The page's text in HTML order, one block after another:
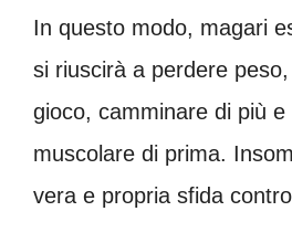
In questo modo, magari
si riuscirà a perdere
gioco, camminare di più
muscolare di prima.
vera e propria sfida